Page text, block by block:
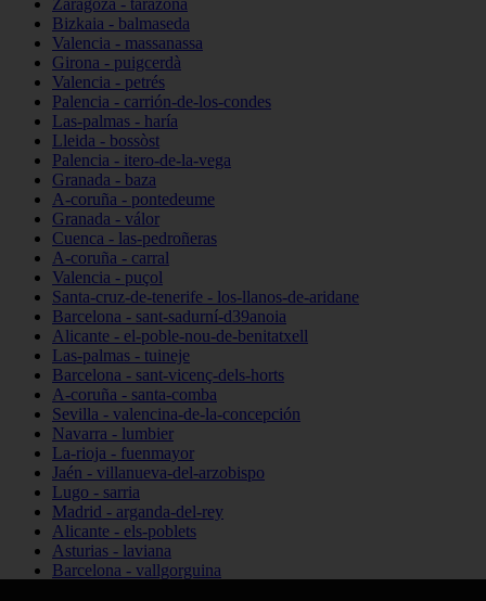
Zaragoza - tarazona
Bizkaia - balmaseda
Valencia - massanassa
Girona - puigcerdà
Valencia - petrés
Palencia - carrión-de-los-condes
Las-palmas - haría
Lleida - bossòst
Palencia - itero-de-la-vega
Granada - baza
A-coruña - pontedeume
Granada - válor
Cuenca - las-pedroñeras
A-coruña - carral
Valencia - puçol
Santa-cruz-de-tenerife - los-llanos-de-aridane
Barcelona - sant-sadurní-d39anoia
Alicante - el-poble-nou-de-benitatxell
Las-palmas - tuineje
Barcelona - sant-vicenç-dels-horts
A-coruña - santa-comba
Sevilla - valencina-de-la-concepción
Navarra - lumbier
La-rioja - fuenmayor
Jaén - villanueva-del-arzobispo
Lugo - sarria
Madrid - arganda-del-rey
Alicante - els-poblets
Asturias - laviana
Barcelona - vallgorguina